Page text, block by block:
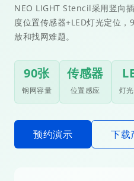
NEO LIGHT Stencil采用竖向
度位置传感器+LED灯光定位
放和找网难题。
90张
钢网容量
传感器
位置感应 灯
预约演示 下载